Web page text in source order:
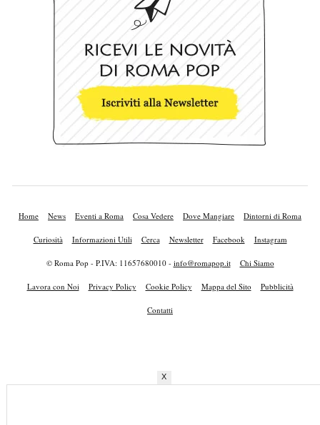
Home News Eventi a Roma Cosa Vedere Dove Mangiare Dintorni di Roma
Curiosità Informazioni Utili Cerca Newsletter Facebook Instagram
© Roma Pop - P.IVA: 11657680010 - info@romapop.it Chi Siamo
Lavora con Noi Privacy Policy Cookie Policy Mappa del Sito Pubblicità
Contatti
X